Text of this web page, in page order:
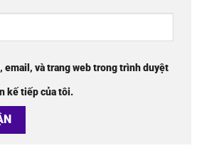
email, và trang web trong trình duyệt
kế tiếp của tôi.